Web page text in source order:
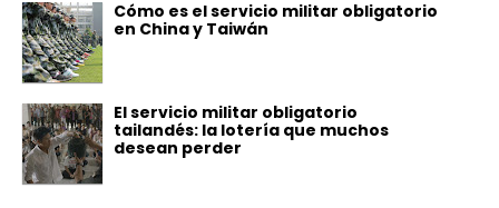
Cómo es el servicio militar obligatorio
en China y Taiwán
El servicio militar obligatorio
tailandés: la lotería que muchos
desean perder